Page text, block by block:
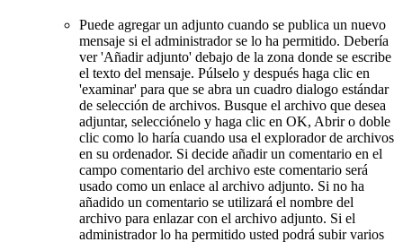
Puede agregar un adjunto cuando se publica un nuevo
mensaje si el administrador se lo ha permitido. Debería
ver 'Añadir adjunto' debajo de la zona donde se escribe
el texto del mensaje. Púlselo y después haga clic en
'examinar' para que se abra un cuadro dialogo estándar
de selección de archivos. Busque el archivo que desea
adjuntar, selecciónelo y haga clic en OK, Abrir o doble
clic como lo haría cuando usa el explorador de archivos
en su ordenador. Si decide añadir un comentario en el
campo comentario del archivo este comentario será
usado como un enlace al archivo adjunto. Si no ha
añadido un comentario se utilizará el nombre del
archivo para enlazar con el archivo adjunto. Si el
administrador lo ha permitido usted podrá subir varios